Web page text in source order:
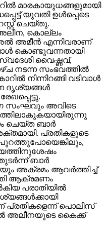
മാരകായുധങ്ങളുമായി
യുവതി ഉള്‍പ്പെടെ
ചെയ്തു.
കൊല്ലം
അമീന്‍ എന്നിവരാണ്
കൊണ്ടുവന്നതായി
വൈഷ്ണവ്,
നടന്ന സംഭവത്തില്‍
നിന്നിറങ്ങി വടിവാള്‍
ദൃശ്യങ്ങള്‍
സംഘവും അവിടെ
ചെയ്ത ബാര്‍
പ്രതികളുടെ
തുടര്‍ന്ന് ബാര്‍
അക്രമം ആവര്‍ത്തിച്ച്
ആക്രമണം
പരാതിയില്‍
പൊലീസ്
അലീനയുടെ കൈക്ക്